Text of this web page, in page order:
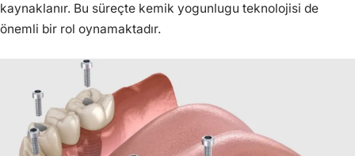
kaynaklanır. Bu süreçte kemik yogunlugu teknolojisi de
önemli bir rol oynamaktadır.